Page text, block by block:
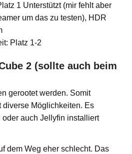
1 Unterstützt (mir fehlt aber
um das zu testen), HDR
Platz 1-2
2 (sollte auch beim
gerootet werden. Somit
diverse Möglichkeiten. Es
oder auch Jellyfin installiert
dem Weg eher schlecht. Das